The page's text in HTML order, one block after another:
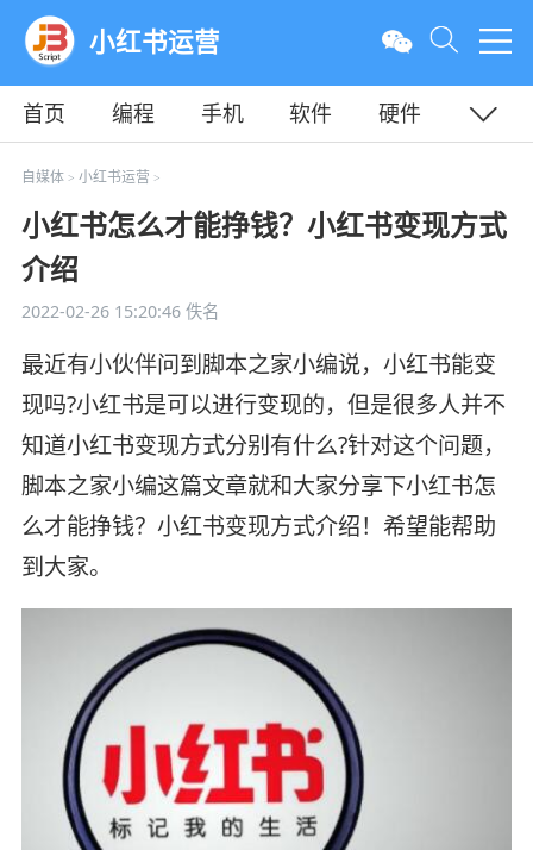
小红书运营
首页 编程 手机 软件
硬件
教程
平面
自媒体> 小红书运营 >
小红书怎么才能挣钱？小红书变现方式
介绍
2022-02-26 15:20:46佚名
最近有小伙伴问到脚本之家小编说，小红书能变
现吗?小红书是可以进行变现的，但是很多人并不
知道小红书变现方式分别有什么?针对这个问题，
脚本之家小编这篇文章就和大家分享下小红书怎
么才能挣钱？小红书变现方式介绍！希望能帮助
到大家。